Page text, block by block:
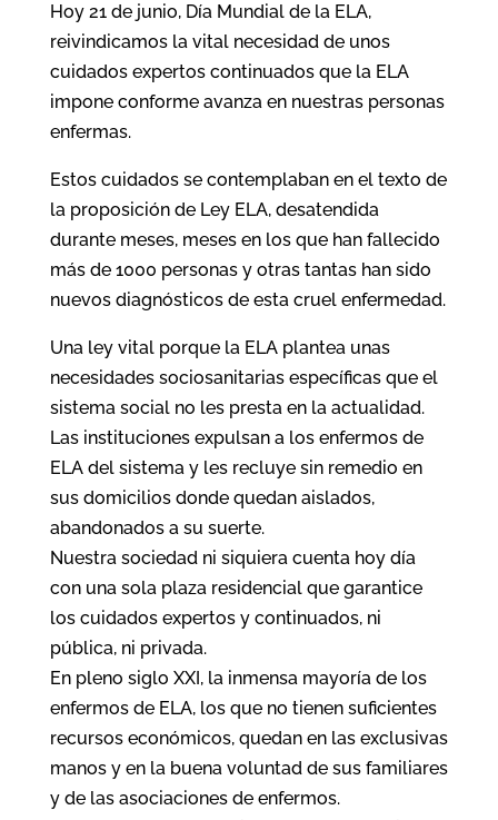
Hoy 21 de junio, Día Mundial de la ELA,
reivindicamos la vital necesidad de unos
cuidados expertos continuados que la ELA
impone conforme avanza en nuestras personas
enfermas.
Estos cuidados se contemplaban en el texto de
la proposición de Ley ELA, desatendida
durante meses, meses en los que han fallecido
más de 1000 personas y otras tantas han sido
nuevos diagnósticos de esta cruel enfermedad.
Una ley vital porque la ELA plantea unas
necesidades sociosanitarias específicas que el
sistema social no les presta en la actualidad.
Las instituciones expulsan a los enfermos de
ELA del sistema y les recluye sin remedio en
sus domicilios donde quedan aislados,
abandonados a su suerte.
Nuestra sociedad ni siquiera cuenta hoy día
con una sola plaza residencial que garantice
los cuidados expertos y continuados, ni
pública, ni privada.
En pleno siglo XXI, la inmensa mayoría de los
enfermos de ELA, los que no tienen suficientes
recursos económicos, quedan en las exclusivas
manos y en la buena voluntad de sus familiares
y de las asociaciones de enfermos.